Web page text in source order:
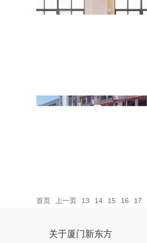
首页 上一页 13 14 15 16 17
关于厦门新东方